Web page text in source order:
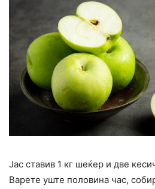
Јас ставив 1 кг шеќер и две
Варете уште половина час,